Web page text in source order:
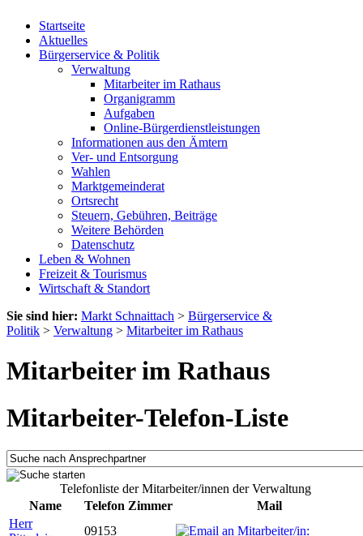
Startseite
Aktuelles
Bürgerservice & Politik
Verwaltung
Mitarbeiter im Rathaus
Organigramm
Aufgaben
Online-Bürgerdienstleistungen
Informationen aus den Ämtern
Ver- und Entsorgung
Wahlen
Marktgemeinderat
Ortsrecht
Steuern, Gebühren, Beiträge
Weitere Behörden
Datenschutz
Leben & Wohnen
Freizeit & Tourismus
Wirtschaft & Standort
Sie sind hier: Markt Schnaittach > Bürgerservice &
Politik > Verwaltung > Mitarbeiter im Rathaus
Mitarbeiter im Rathaus
Mitarbeiter-Telefon-Liste
Telefonliste der Mitarbeiter/innen der Verwaltung
Name
Telefon Zimmer
Mail
Herr
09153